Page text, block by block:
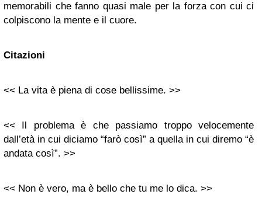
memorabili che fanno quasi male per la forza con cui ci
colpiscono la mente e il cuore.
Citazioni
<< La vita è piena di cose bellissime. >>
<< Il problema è che passiamo troppo velocemente
dall’età in cui diciamo “farò così” a quella in cui diremo “è
andata così”. >>
<< Non è vero, ma è bello che tu me lo dica. >>